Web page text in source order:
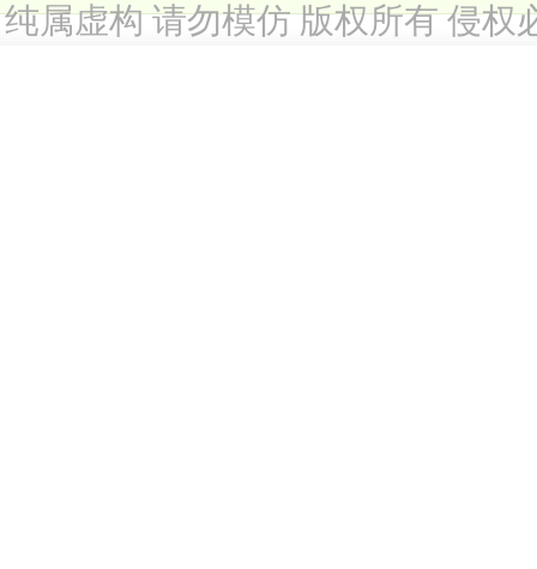
纯属虚构 请勿模仿 版权所有 侵权